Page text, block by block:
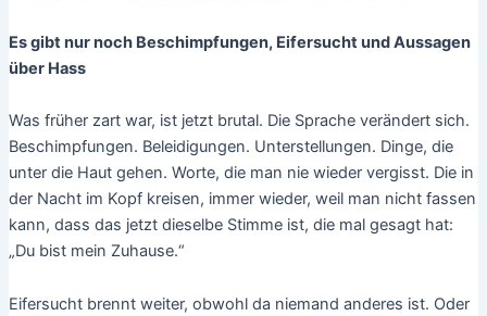
Es gibt nur noch Beschimpfungen, Eifersucht und Aussagen
über Hass
Was früher zart war, ist jetzt brutal. Die Sprache verändert sich.
Beschimpfungen. Beleidigungen. Unterstellungen. Dinge, die
unter die Haut gehen. Worte, die man nie wieder vergisst. Die in
der Nacht im Kopf kreisen, immer wieder, weil man nicht fassen
kann, dass das jetzt dieselbe Stimme ist, die mal gesagt hat:
„Du bist mein Zuhause.“
Eifersucht brennt weiter, obwohl da niemand anderes ist. Oder